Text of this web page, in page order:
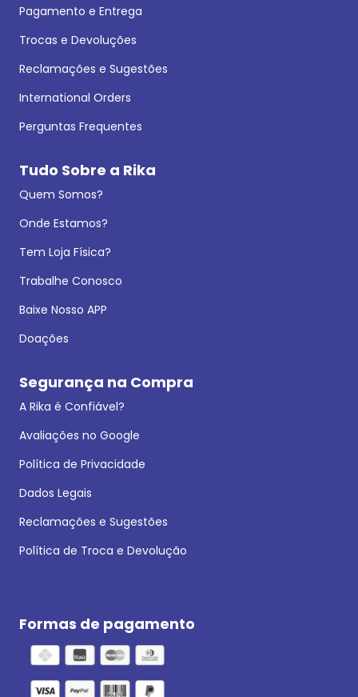
Pagamento e Entrega
Trocas e Devoluções
Reclamações e Sugestões
International Orders
Perguntas Frequentes
Tudo Sobre a Rika
Quem Somos?
Onde Estamos?
Tem Loja Física?
Trabalhe Conosco
Baixe Nosso APP
Doações
Segurança na Compra
A Rika é Confiável?
Avaliações no Google
Política de Privacidade
Dados Legais
Reclamações e Sugestões
Política de Troca e Devolução
Formas de pagamento